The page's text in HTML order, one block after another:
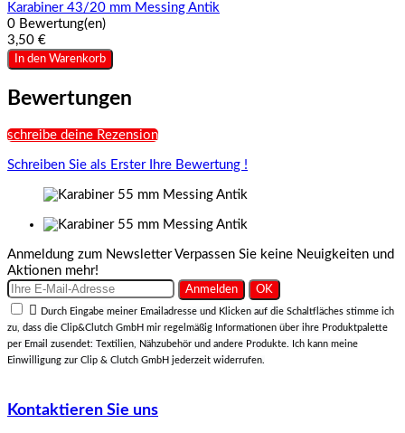
Karabiner 43/20 mm Messing Antik
0 Bewertung(en)
3,50 €
In den Warenkorb
Bewertungen
schreibe deine Rezension
Schreiben Sie als Erster Ihre Bewertung !
Anmeldung zum Newsletter Verpassen Sie keine Neuigkeiten und
Aktionen mehr!

Durch Eingabe meiner Emailadresse und Klicken auf die Schaltfläches stimme ich
zu, dass die Clip&Clutch GmbH mir regelmäßig Informationen über ihre Produktpalette
per Email zusendet: Textilien, Nähzubehör und andere Produkte. Ich kann meine
Einwilligung zur Clip & Clutch GmbH jederzeit widerrufen.
Kontaktieren Sie uns